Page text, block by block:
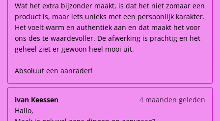
Wat het extra bijzonder maakt, is dat het niet zomaar een
product is, maar iets unieks met een persoonlijk karakter.
Het voelt warm en authentiek aan en dat maakt het voor
ons des te waardevoller. De afwerking is prachtig en het
geheel ziet er gewoon heel mooi uit.
Absoluut een aanrader!
ivan Keessen
4 maanden geleden
Hallo,